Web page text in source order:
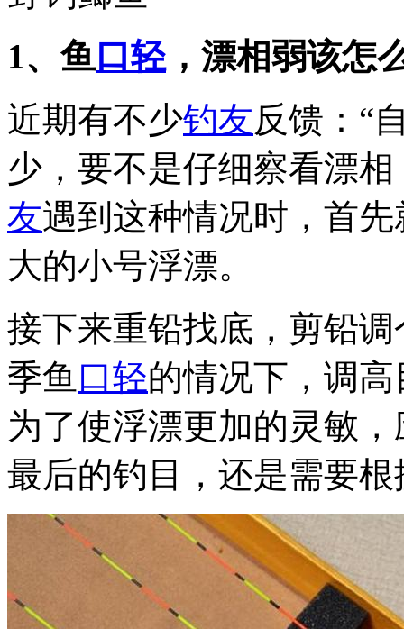
1、鱼口轻，漂相弱该怎
近期有不少钓友反馈：“
少，要不是仔细察看漂
友遇到这种情况时，首
大的小号浮漂。
接下来重铅找底，剪铅
季鱼 口轻的情况下，调
为了使浮漂更加的灵敏
最后的钓目，还是需要根